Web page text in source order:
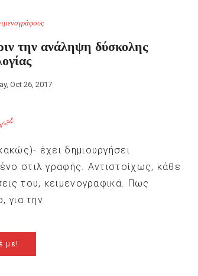
την ανάληψη δύσκολης
Oct 26, 2017
έχει δημιουργήσει
στιλ γραφής. Αντιστοίχως, κάθε
του, κειμενογραφικά. Πως
για την
με!